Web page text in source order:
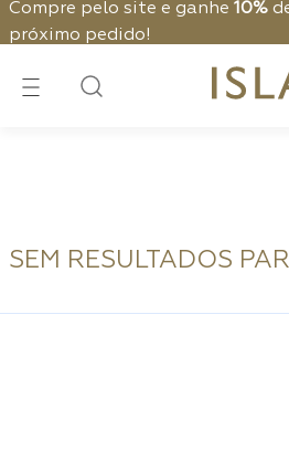
Compre pelo site e ganhe 10%
próximo pedido!
SEM RESULTADOS